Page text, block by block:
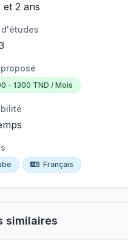
et 2 ans
- 1300 TND / Mois
Français
similaires